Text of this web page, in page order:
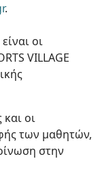
.
οι
VILLAGE
οι
των μαθητών,
στην